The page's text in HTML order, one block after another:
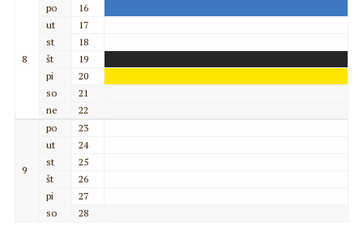
8
po
16
ut
17
st
18
št
19
pi
20
so
21
ne
22
9
po
23
ut
24
st
25
št
26
pi
27
so
28